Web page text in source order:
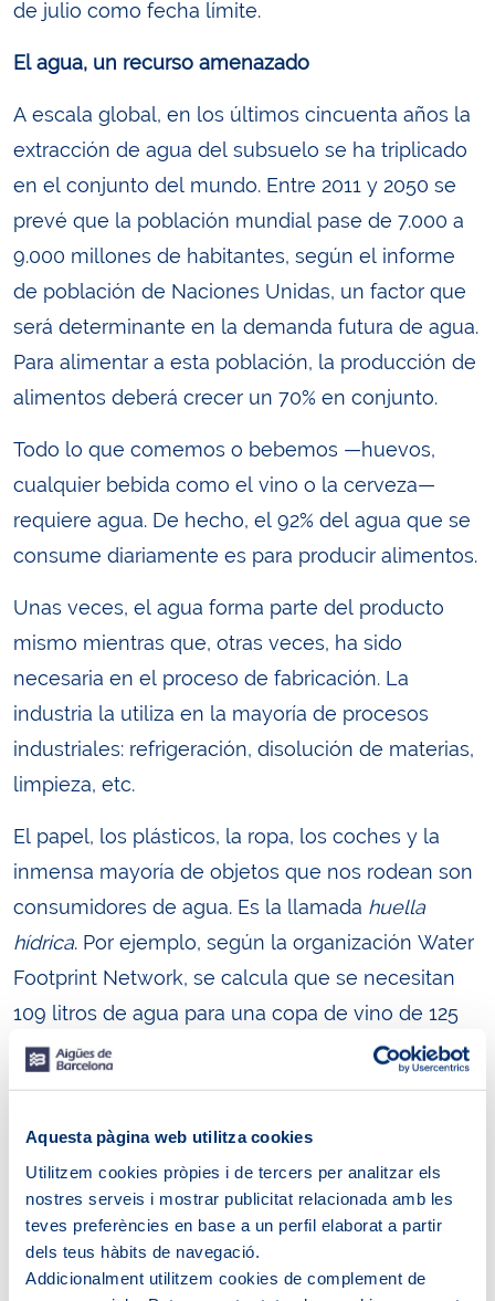
Aquesta pàgina web utilitza cookies
Utilitzem cookies pròpies i de tercers per analitzar els
nostres serveis i mostrar publicitat relacionada amb les
teves preferències en base a un perfil elaborat a partir
dels teus hàbits de navegació.
Addicionalment utilitzem cookies de complement de
de julio como fecha límite.
El agua, un recurso amenazado
A escala global, en los últimos cincuenta años la
extracción de agua del subsuelo se ha triplicado
en el conjunto del mundo. Entre 2011 y 2050 se
prevé que la población mundial pase de 7.000 a
9.000 millones de habitantes, según el informe
de población de Naciones Unidas, un factor que
será determinante en la demanda futura de agua.
Para alimentar a esta población, la producción de
alimentos deberá crecer un 70% en conjunto.
Todo lo que comemos o bebemos —huevos,
cualquier bebida como el vino o la cerveza—
requiere agua. De hecho, el 92% del agua que se
consume diariamente es para producir alimentos.
Unas veces, el agua forma parte del producto
mismo mientras que, otras veces, ha sido
necesaria en el proceso de fabricación. La
industria la utiliza en la mayoría de procesos
industriales: refrigeración, disolución de materias,
limpieza, etc.
El papel, los plásticos, la ropa, los coches y la
inmensa mayoría de objetos que nos rodean son
consumidores de agua. Es la llamada huella
hídrica. Por ejemplo, según la organización Water
Footprint Network, se calcula que se necesitan
109 litros de agua para una copa de vino de 125
ml, 560 litros para producir un kilo de naranjas o
Otro futuro es posible
El cambio climático tiene un impacto directo
cada vez mayor en nuestro día a día y se debe a
causas naturales pero, sobre todo, a la acción del
hombre. El mundo industrializado ha provocado